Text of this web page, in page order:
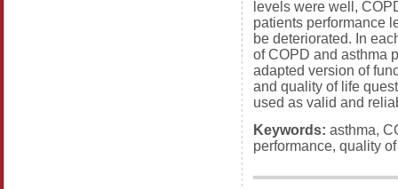
levels were well,
patients performance
be deteriorated. In
of COPD and asthma
adapted version of
and quality of life
used as valid and
Keywords: asthma,
performance, quality